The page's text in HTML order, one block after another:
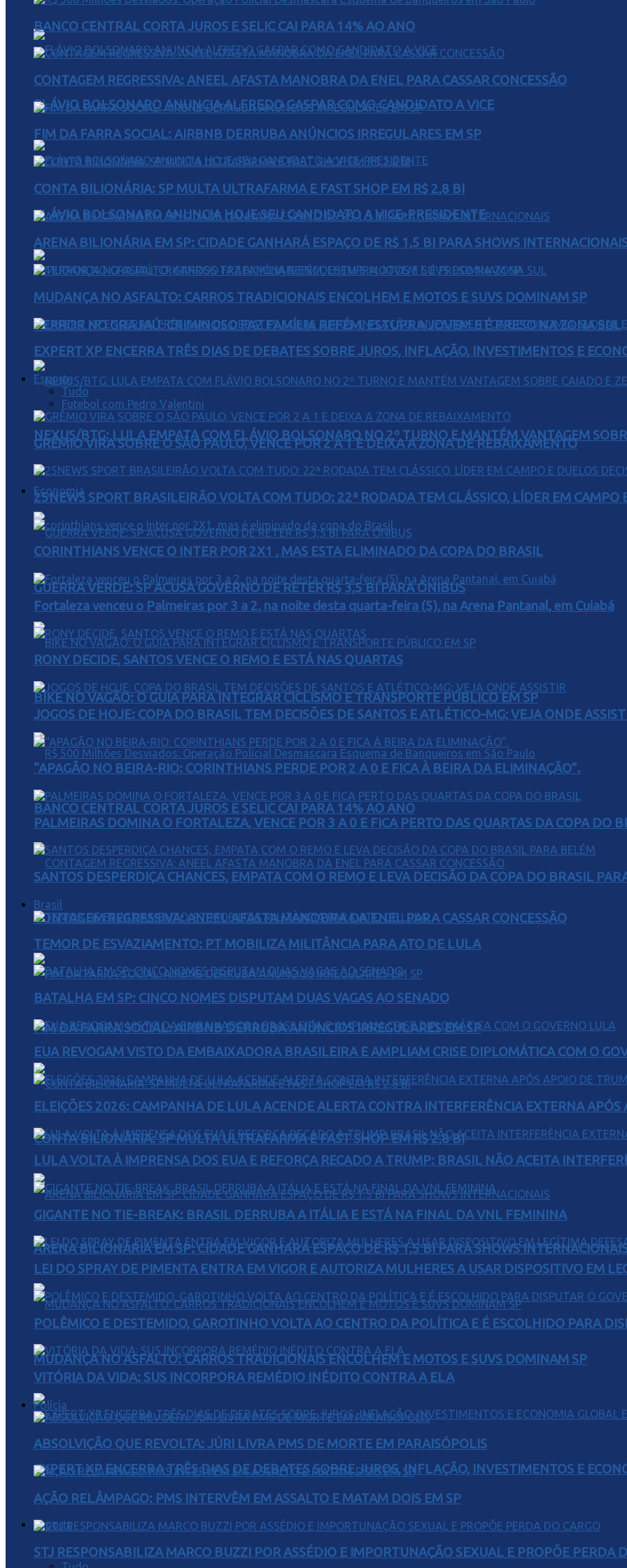
FLÁVIO BOLSONARO ANUNCIA ALFREDO GASPAR COMO CANDIDATO A VICE
FLÁVIO BOLSONARO ANUNCIA HOJE SEU CANDIDATO A VICE-PRESIDENTE
TERROR NO GRAJAÚ: CRIMINOSO FAZ FAMÍLIA REFÉM, ESTUPRA JOVEM E É PRESO NA ZONA SUL
NEXUS/BTG: LULA EMPATA COM FLÁVIO BOLSONARO NO 2º TURNO E MANTÉM VANTAGEM
Economia
GUERRA VERDE: SP ACUSA GOVERNO DE RETER R$ 3,5 BI PARA ÔNIBUS
BIKE NO VAGÃO: O GUIA PARA INTEGRAR CICLISMO E TRANSPORTE PÚBLICO EM SP
BANCO CENTRAL CORTA JUROS E SELIC CAI PARA 14% AO ANO
CONTAGEM REGRESSIVA: ANEEL AFASTA MANOBRA DA ENEL PARA CASSAR CONCESSÃO
FIM DA FARRA SOCIAL: AIRBNB DERRUBA ANÚNCIOS IRREGULARES EM SP
CONTA BILIONÁRIA: SP MULTA ULTRAFARMA E FAST SHOP EM R$ 2,8 BI
ARENA BILIONÁRIA EM SP: CIDADE GANHARÁ ESPAÇO DE R$ 1,5 BI PARA SHOWS
MUDANÇA NO ASFALTO: CARROS TRADICIONAIS ENCOLHEM E MOTOS E SUVS DOMINAM SP
EXPERT XP ENCERRA TRÊS DIAS DE DEBATES SOBRE JUROS, INFLAÇÃO, INVESTIMENTOS E
Esporte
BANCO CENTRAL CORTA JUROS E SELIC CAI PARA 14% AO ANO
CONTAGEM REGRESSIVA: ANEEL AFASTA MANOBRA DA ENEL PARA CASSAR CONCESSÃO
FIM DA FARRA SOCIAL: AIRBNB DERRUBA ANÚNCIOS IRREGULARES EM SP
CONTA BILIONÁRIA: SP MULTA ULTRAFARMA E FAST SHOP EM R$ 2,8 BI
ARENA BILIONÁRIA EM SP: CIDADE GANHARÁ ESPAÇO DE R$ 1,5 BI PARA SHOWS
MUDANÇA NO ASFALTO: CARROS TRADICIONAIS ENCOLHEM E MOTOS E SUVS DOMINAM SP
EXPERT XP ENCERRA TRÊS DIAS DE DEBATES SOBRE JUROS, INFLAÇÃO, INVESTIMENTOS E
Esporte
Tudo
Futebol com Pedro Valentini
GRÊMIO VIRA SOBRE O SÃO PAULO, VENCE POR 2 A 1 E DEIXA A ZONA DE REBAIXAMENTO
25NEWS SPORT BRASILEIRÃO VOLTA COM TUDO: 22ª RODADA TEM CLÁSSICO, LÍDER EM CAMPO
CORINTHIANS VENCE O INTER POR 2X1 , MAS ESTA ELIMINADO DA COPA DO BRASIL
Fortaleza venceu o Palmeiras por 3 a 2, na noite desta quarta-feira (5), na Arena Pantanal, em Cuiabá
RONY DECIDE, SANTOS VENCE O REMO E ESTÁ NAS QUARTAS
JOGOS DE HOJE: COPA DO BRASIL TEM DECISÕES DE SANTOS E ATLÉTICO-MG; VEJA ONDE
“APAGÃO NO BEIRA-RIO: CORINTHIANS PERDE POR 2 A 0 E FICA À BEIRA DA ELIMINAÇÃO”.
PALMEIRAS DOMINA O FORTALEZA, VENCE POR 3 A 0 E FICA PERTO DAS QUARTAS DA COPA DO
SANTOS DESPERDIÇA CHANCES, EMPATA COM O REMO E LEVA DECISÃO DA COPA DO BRASIL
Brasil
TEMOR DE ESVAZIAMENTO: PT MOBILIZA MILITÂNCIA PARA ATO DE LULA
BATALHA EM SP: CINCO NOMES DISPUTAM DUAS VAGAS AO SENADO
EUA REVOGAM VISTO DA EMBAIXADORA BRASILEIRA E AMPLIAM CRISE DIPLOMÁTICA COM O
ELEIÇÕES 2026: CAMPANHA DE LULA ACENDE ALERTA CONTRA INTERFERÊNCIA EXTERNA
LULA VOLTA À IMPRENSA DOS EUA E REFORÇA RECADO A TRUMP: BRASIL NÃO ACEITA
GIGANTE NO TIE-BREAK: BRASIL DERRUBA A ITÁLIA E ESTÁ NA FINAL DA VNL FEMININA
LEI DO SPRAY DE PIMENTA ENTRA EM VIGOR E AUTORIZA MULHERES A USAR DISPOSITIVO EM
POLÊMICO E DESTEMIDO, GAROTINHO VOLTA AO CENTRO DA POLÍTICA E É ESCOLHIDO PARA
VITÓRIA DA VIDA: SUS INCORPORA REMÉDIO INÉDITO CONTRA A ELA
Polícia
ABSOLVIÇÃO QUE REVOLTA: JÚRI LIVRA PMS DE MORTE EM PARAISÓPOLIS
AÇÃO RELÂMPAGO: PMS INTERVÊM EM ASSALTO E MATAM DOIS EM SP
STJ RESPONSABILIZA MARCO BUZZI POR ASSÉDIO E IMPORTUNAÇÃO SEXUAL E PROPÕE PERDA